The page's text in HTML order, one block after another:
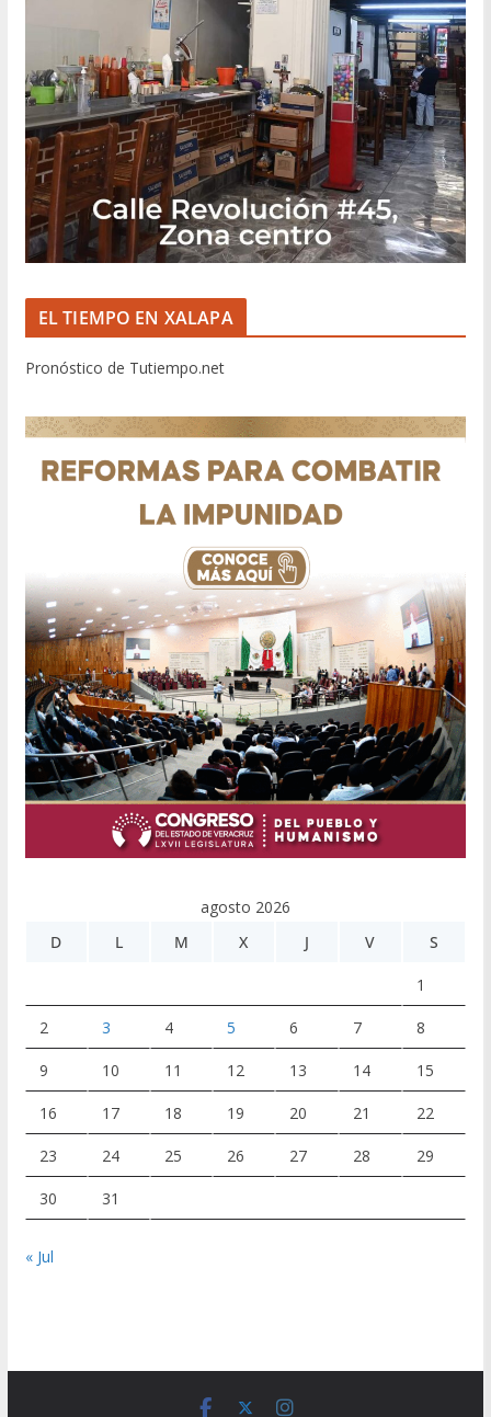
EL TIEMPO EN XALAPA
Pronóstico de Tutiempo.net
agosto 2026
D
L M X J V S
1
2 3 4 5 6 7 8
9 10 11 12 13 14 15
16 17 18 19 20 21 22
23 24 25 26 27 28 29
30 31
« Jul